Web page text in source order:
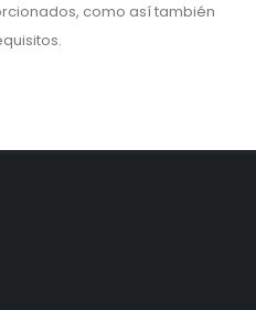
como así también